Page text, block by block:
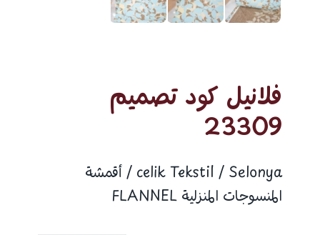
فلانيل كود تصميم
23309
celik Tekstil / Selonya / أقمشة
المنسوجات المنزلية FLANNEL